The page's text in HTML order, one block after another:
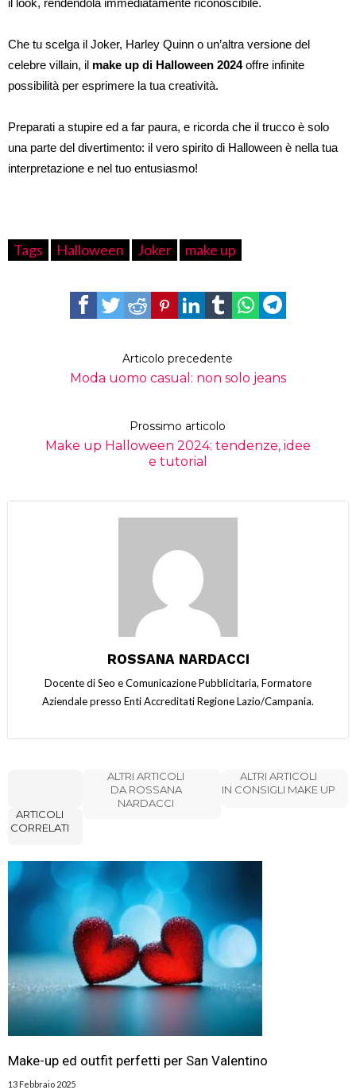
il look, rendendola immediatamente riconoscibile.
Che tu scelga il Joker, Harley Quinn o un’altra versione del
celebre villain, il make up di Halloween 2024offre infinite
possibilità per esprimere la tua creatività.
Preparati a stupire ed a far paura, e ricorda che il trucco è solo
una parte del divertimento: il vero spirito di Halloween è nella tua
interpretazione e nel tuo entusiasmo!
Tags Halloween Joker make up
Articolo precedente
Moda uomo casual: non solo jeans
Prossimo articolo
Make up Halloween 2024: tendenze, idee
e tutorial
ROSSANA NARDACCI
Docente di Seo e Comunicazione Pubblicitaria, Formatore
Aziendale presso Enti Accreditati Regione Lazio/Campania.
ARTICOLI
CORRELATI
ALTRI ARTICOLI
DA ROSSANA
NARDACCI
ALTRI ARTICOLI
IN CONSIGLI MAKE UP
Make-up ed outfit perfetti per San Valentino
13 Febbraio 2025